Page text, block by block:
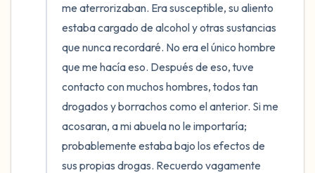
me aterrorizaban. Era susceptible, su aliento
estaba cargado de alcohol y otras sustancias
que nunca recordaré. No era el único hombre
que me hacía eso. Después de eso, tuve
contacto con muchos hombres, todos tan
drogados y borrachos como el anterior. Si me
acosaran, a mi abuela no le importaría;
probablemente estaba bajo los efectos de
sus propias drogas. Recuerdo vagamente